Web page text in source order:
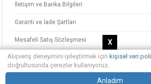
İletişim ve Banka Bilgileri
Garanti ve İade Şartları
Mesafeli Satış Sözleşmesi
KVKK Politikası
© Copyright 2013 - 2025.
Alışveriş deneyimini iyileştirmek için kişisel veri
doğrultusunda çerezler kullanıyoruz.
Anladım
X